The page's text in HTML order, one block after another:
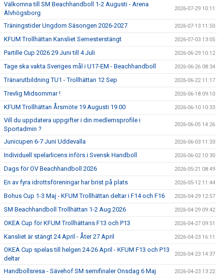
Välkomna till SM Beachhandboll 1-2 Augusti - Arena
Älvhögsborg
2026-07-29 10:11
Träningstider Ungdom Säsongen 2026-2027 2026-07-13 11:50
KFUM Trollhättan Kansliet Semesterstängt 2026-07-03 13:05
Partille Cup 2026 29 Juni till 4 Juli 2026-06-29 10:12
Tage ska vakta Sveriges mål i U17-EM - Beachhandboll 2026-06-26 08:34
Tränarutbildning TU1 - Trollhättan 12 Sep 2026-06-22 11:17
Trevlig Midsommar ! 2026-06-18 09:10
KFUM Trollhättan Årsmöte 19 Augusti 19.00 2026-06-10 10:33
Vill du uppdatera uppgifter i din medlemsprofile i
Sportadmin ?
2026-06-05 14:26
Junicupen 6-7 Juni Uddevalla 2026-06-03 11:33
Individuell spelarlicens införs i Svensk Handboll 2026-06-02 10:30
Dags för OV Beachhandboll 2026 2026-05-21 08:49
En av fyra idrottsföreningar har brist på plats 2026-05-12 11:44
Bohus Cup 1-3 Maj - KFUM Trollhättan deltar i F14 och F16 2026-04-29 12:57
SM Beachhandboll Trollhättan 1-2 Aug 2026 2026-04-29 09:42
OKEA Cup för KFUM Trollhättans F13 och P13 2026-04-27 09:51
Kansliet är stängt 24 April - Åter 27 April 2026-04-23 16:11
OKEA Cup spelas till helgen 24-26 April - KFUM F13 och P13
deltar
2026-04-23 14:37
Handbollsresa - Sävehof SM semifinaler Onsdag 6 Maj 2026-04-23 13:22